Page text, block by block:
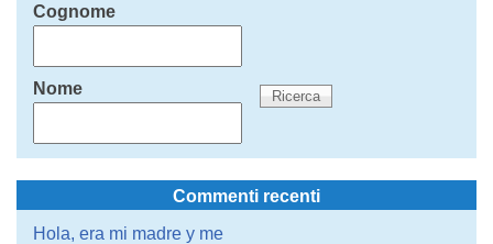
Cognome
Nome
Commenti recenti
Hola, era mi madre y me